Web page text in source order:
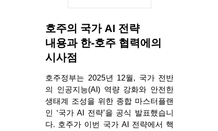
호주의 국가 AI 전략
내용과 한-호주 협력에의
시사점
호주정부는 2025년 12월, 국가 전반
의 인공지능(AI) 역량 강화와 안전한
생태계 조성을 위한 종합 마스터플랜
인 ‘국가 AI 전략’을 공식 발표했습니
다. 호주가 이번 국가 AI 전략에서 핵